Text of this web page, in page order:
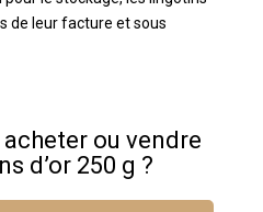
de leur facture et sous
ou vendre
d’or 250 g ?